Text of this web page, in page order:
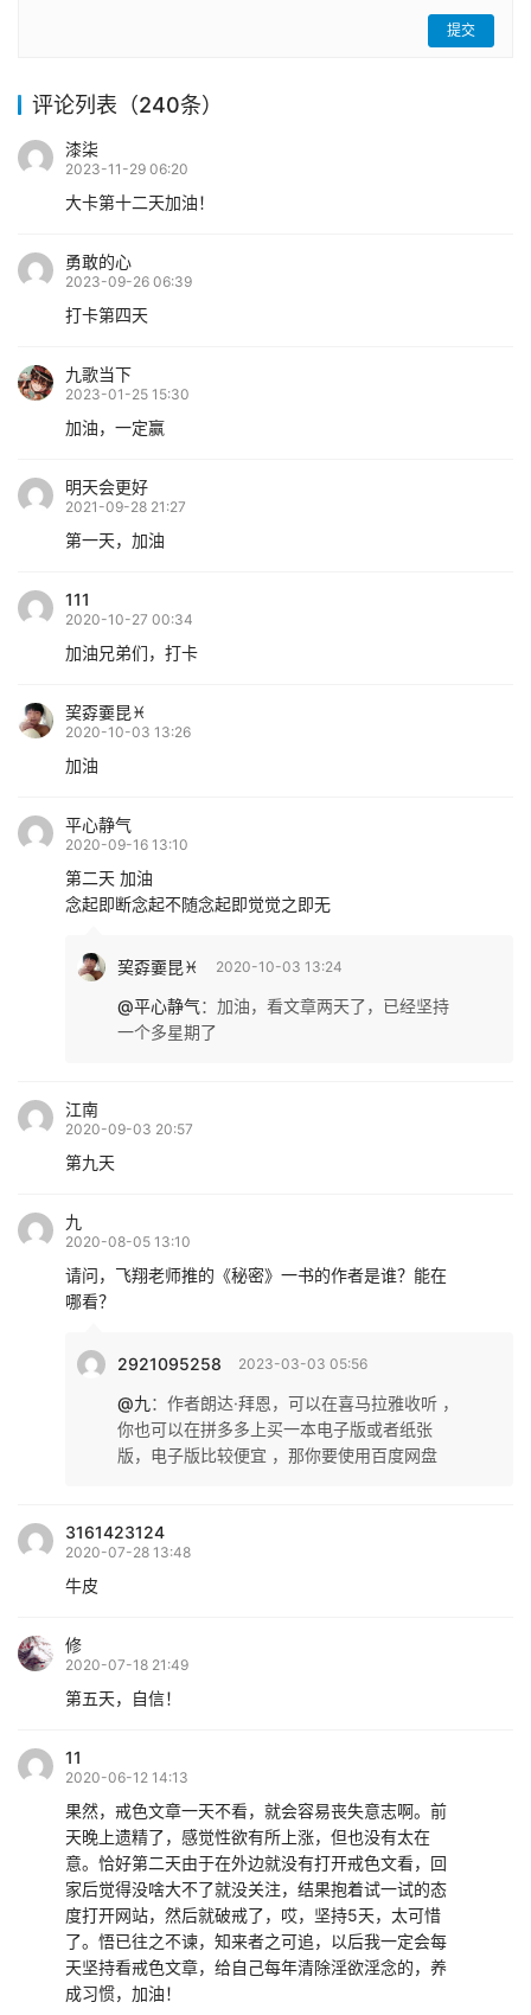
提交
评论列表（240条）
漆柒
2023-11-29 06:20
大卡第十二天加油！
勇敢的心
2023-09-26 06:39
打卡第四天
九歌当下
2023-01-25 15:30
加油，一定赢
明天会更好
2021-09-28 21:27
第一天，加油
111
2020-10-27 00:34
加油兄弟们，打卡
巭孬嫑昆♓
2020-10-03 13:26
加油
平心静气
2020-09-16 13:10
第二天 加油
念起即断念起不随念起即觉觉之即无
巭孬嫑昆♓ 2020-10-03 13:24
@平心静气： 加油，看文章两天了，已经坚持
一个多星期了
江南
2020-09-03 20:57
第九天
九
2020-08-05 13:10
请问，飞翔老师推的《秘密》一书的作者是谁？能在
哪看？
2921095258 2023-03-03 05:56
@九 ： 作者朗达·拜恩，可以在喜马拉雅收听 ，
你也可以在拼多多上买一本电子版或者纸张
版，电子版比较便宜 ，那你要使用百度网盘
3161423124
2020-07-28 13:48
牛皮
修
2020-07-18 21:49
第五天，自信！
11
2020-06-12 14:13
果然，戒色文章一天不看，就会容易丧失意志啊。前
天晚上遗精了，感觉性欲有所上涨，但也没有太在
意。恰好第二天由于在外边就没有打开戒色文看，回
家后觉得没啥大不了就没关注，结果抱着试一试的态
度打开网站，然后就破戒了，哎，坚持5天，太可惜
了。悟已往之不谏，知来者之可追，以后我一定会每
天坚持看戒色文章，给自己每年清除淫欲淫念的，养
成习惯，加油！